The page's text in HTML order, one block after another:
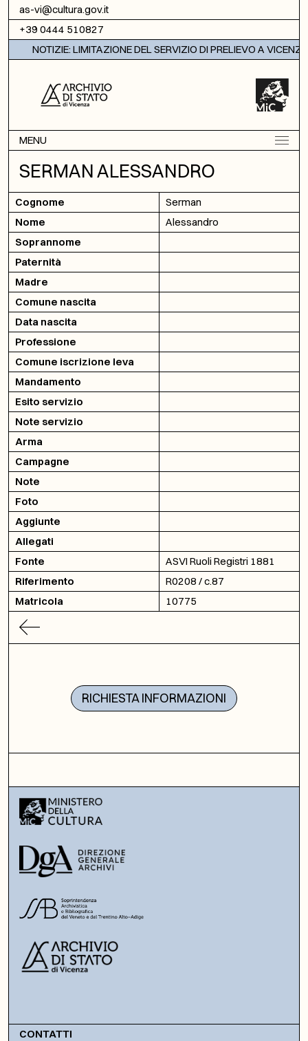
Vai al contenuto
as-vi@cultura.gov.it
+39 0444 510827
NOTIZIE: LIMITAZIONE DEL SERVIZIO DI PRELIEVO A VICENZA
MENU
SERMAN ALESSANDRO
Cognome
Serman
Nome
Alessandro
Soprannome
Paternità
Madre
Comune nascita
Data nascita
Professione
Comune iscrizione leva
Mandamento
Esito servizio
Note servizio
Arma
Campagne
Note
Foto
Aggiunte
Allegati
Fonte
ASVI Ruoli Registri 1881
Riferimento
R0208 / c.87
Matricola
10775
RICHIESTA INFORMAZIONI
CONTATTI